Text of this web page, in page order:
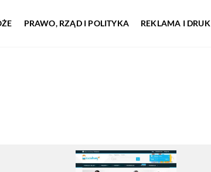
PRAWO, RZĄD I POLITYKA REKLAMA I DRUK